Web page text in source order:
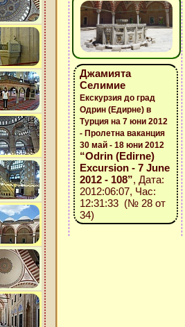
Джамията
Селимие
Екскурзия до град
Одрин (Едирне) в
Турция на 7 юни 2012
- Пролетна ваканция
30 май - 18 юни 2012
“Odrin (Edirne)
Excursion - 7 June
2012 - 108”, Дата:
2012:06:07, Час:
12:31:33 (№ 28 от
34)